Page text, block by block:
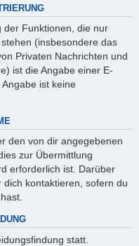
der Funktionen, die nur
(insbesondere das
Privaten Nachrichten und
ist die Angabe einer E-
ist keine
den von dir angegebenen
zur Übermittlung
erforderlich ist. Darüber
kontaktieren, sofern du
statt.